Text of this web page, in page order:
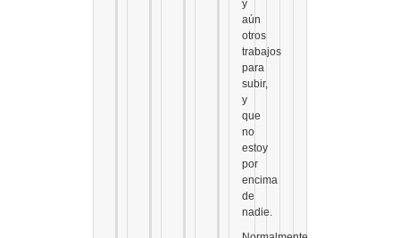
y
aún
otros
trabajos
para
subir,
y
que
no
estoy
por
encima
de
nadie.